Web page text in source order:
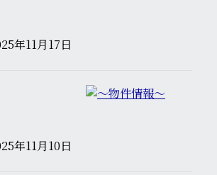
年11月17日
年11月10日